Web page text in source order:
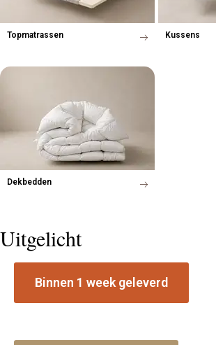
Topmatrassen Kussens
Dekbedden
Uitgelicht
Binnen 1 week geleverd